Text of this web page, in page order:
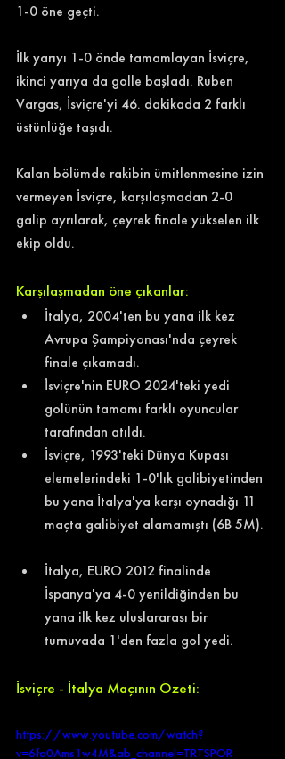
1-0 öne geçti.
İlk yarıyı 1-0 önde tamamlayan İsviçre,
ikinci yarıya da golle başladı. Ruben
Vargas, İsviçre'yi 46. dakikada 2 farklı
üstünlüğe taşıdı.
Kalan bölümde rakibin ümitlenmesine izin
vermeyen İsviçre, karşılaşmadan 2-0
galip ayrılarak, çeyrek finale yükselen ilk
ekip oldu.
Karşılaşmadan öne çıkanlar:
İtalya, 2004'ten bu yana ilk kez
Avrupa Şampiyonası'nda çeyrek
finale çıkamadı.
İsviçre'nin EURO 2024'teki yedi
golünün tamamı farklı oyuncular
tarafından atıldı.
İsviçre, 1993'teki Dünya Kupası
elemelerindeki 1-0'lık galibiyetinden
bu yana İtalya'ya karşı oynadığı 11
maçta galibiyet alamamıştı (6B 5M).
İtalya, EURO 2012 finalinde
İspanya'ya 4-0 yenildiğinden bu
yana ilk kez uluslararası bir
turnuvada 1'den fazla gol yedi.
İsviçre - İtalya Maçının Özeti:
https://www.youtube.com/watch?
v=6fa0Ams1w4M&ab_channel=TRTSPOR